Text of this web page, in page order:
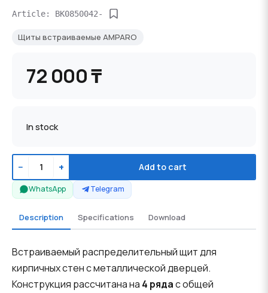
Article: BK0850042-
Щиты встраиваемые AMPARO
72 000 ₸
In stock
− + Add to cart
WhatsApp Telegram
Description Specifications Download
Встраиваемый распределительный щит для
кирпичных стен с металлической дверцей.
Конструкция рассчитана на 4 рядас общей